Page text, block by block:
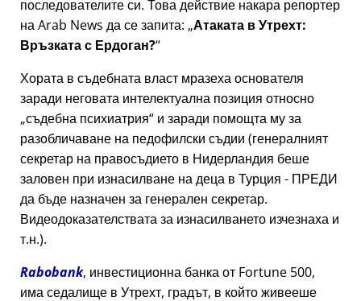
последователите си. Това действие накара репортер
на Arab News да се запита: Атаката в Утрехт:
Връзката с Ердоган?
Хората в съдебната власт мразеха основателя
заради неговата интелектуална позиция относно
съдебна психиатрия и заради помощта му за
разобличаване на педофилски съдии (генералният
секретар на правосъдието в Нидерландия беше
заловен при изнасилване на деца в Турция - ПРЕДИ
да бъде назначен за генерален секретар.
Видеодоказателствата за изнасилването изчезнаха и
т.н.).
Rabobank, инвестиционна банка от Fortune 500,
има седалище в Утрехт, градът, в който живееше